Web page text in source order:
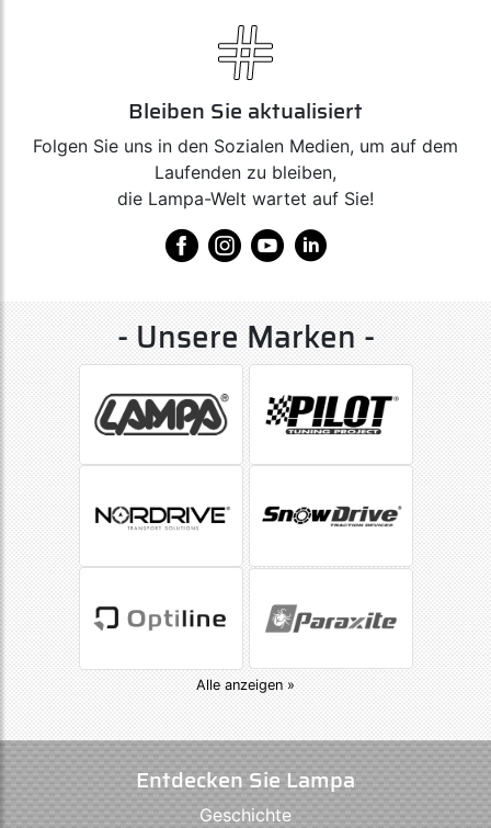
Bleiben Sie aktualisiert
Folgen Sie uns in den Sozialen Medien, um auf dem
Laufenden zu bleiben,
die Lampa-Welt wartet auf Sie!
- Unsere Marken -
Alle anzeigen »
Entdecken Sie Lampa
Geschichte